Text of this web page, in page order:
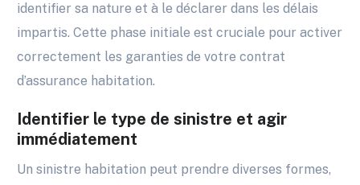
identifier sa nature et à le déclarer dans les délais
impartis. Cette phase initiale est cruciale pour activer
correctement les garanties de votre contrat
d’assurance habitation.
Identifier le type de sinistre et agir
immédiatement
Un sinistre habitation peut prendre diverses formes,